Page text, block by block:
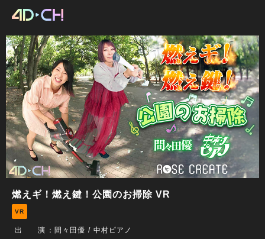
燃えギ！燃え鍵！公園のお掃除 VR
VR
出 演 ：間々田優
中村ピアノ